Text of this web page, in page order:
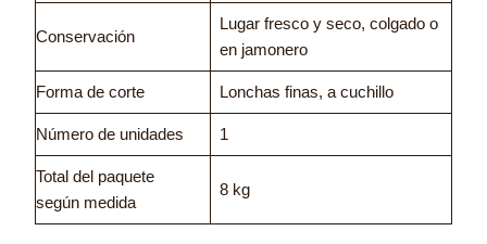
Conservación
Lugar fresco y seco, colgado o
en jamonero
Forma de corte Lonchas finas, a cuchillo
Número de unidades 1
Total del paquete
según medida
8 kg